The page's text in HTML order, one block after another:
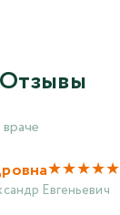
Отзывы
★★★★★
Евгеньевич